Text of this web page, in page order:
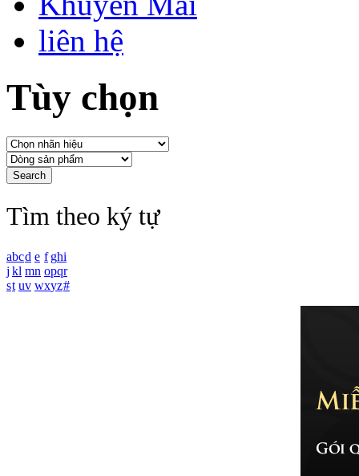
liên hệ
Tùy chọn
Tìm theo ký tự
abcd e f ghi
j kl mn opqr
st uv wxyz#